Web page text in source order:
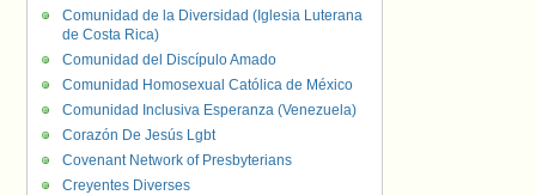
Comunidad de la Diversidad (Iglesia Luterana
de Costa Rica)
Comunidad del Discípulo Amado
Comunidad Homosexual Católica de México
Comunidad Inclusiva Esperanza (Venezuela)
Corazón De Jesús Lgbt
Covenant Network of Presbyterians
Creyentes Diverses